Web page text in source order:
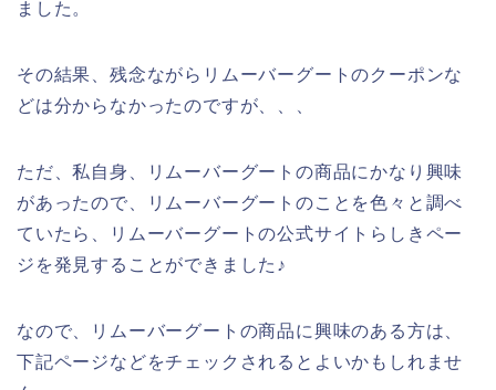
ました。
その結果、残念ながらリムーバーグートのクーポンな
どは分からなかったのですが、、、
ただ、私自身、リムーバーグートの商品にかなり興味
があったので、リムーバーグートのことを色々と調べ
ていたら、リムーバーグートの公式サイトらしきペー
ジを発見することができました♪
なので、リムーバーグートの商品に興味のある方は、
下記ページなどをチェックされるとよいかもしれませ